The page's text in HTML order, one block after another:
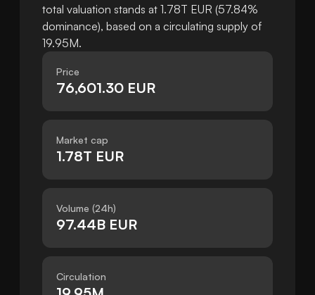
total valuation stands at 1.78T EUR (57.84%
dominance), based on a circulating supply of
19.95M.
Price
76,601.30 EUR
Market cap
1.78T EUR
Volume (24h)
97.44B EUR
Circulation